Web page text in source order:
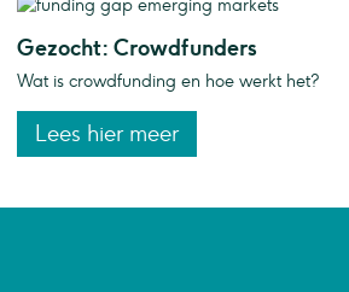
Gezocht: Crowdfunders
Wat is crowdfunding en hoe werkt het?
Lees hier meer